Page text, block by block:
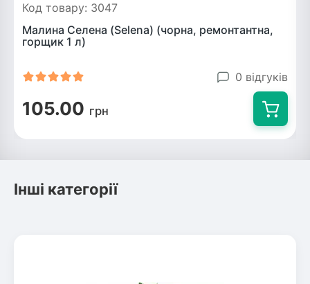
Код товару: 3047
Малина Селена (Selena) (чорна, ремонтантна,
горщик 1 л)
0 відгуків
105.00 грн
Інші категорії